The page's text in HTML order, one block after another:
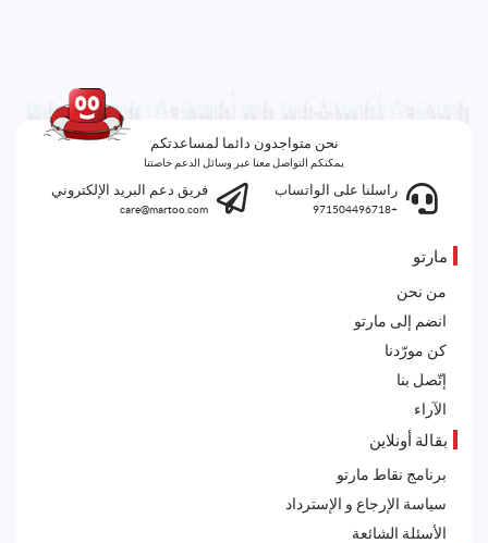
نحن متواجدون دائما لمساعدتكم
يمكنكم التواصل معنا عبر وسائل الدعم خاصتنا
راسلنا على الواتساب
+971504496718
فريق دعم البريد الإلكتروني
care@martoo.com
مارتو
من نحن
انضم إلى مارتو
كن مورّدنا
إتّصل بنا
الآراء
بقالة أونلاين
برنامج نقاط مارتو
سياسة الإرجاع و الإسترداد
الأسئلة الشائعة